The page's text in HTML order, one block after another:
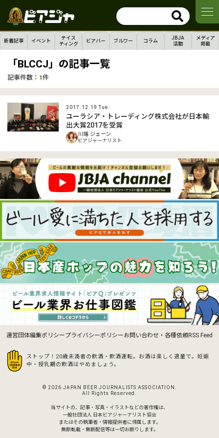
新着記事 イベント
テイス
ティング
ビアバー ブルワー コラム
JBJA
活動
メディア
掲載
「BLCCJ」の記事一覧
記事件数： 1件
2017.12.19 Tue.
ユーラシア・トレーディング株式会社が日本輸
出大賞2017を受賞
川端 ジェーン
ビアジャーナリスト
運営団体編集ポリシープライバシーポリシーお問い合わせ・各種依頼RSS Feed
ストップ！20歳未満者の飲酒・飲酒運転。お酒は楽しく適量で。 妊娠
中・授乳期の飲酒はやめましょう。
© 2026 JAPAN BEER JOURNALISTS ASSOCIATION.
All Rights Reserved.
当サイトの、記事・写真・イラストなどの著作権は、
一般社団法人 日本ビアジャーナリスト協会
またはその執筆者・情報提供者に帰属します。
無断転載・無断配信等は一切お断りします。